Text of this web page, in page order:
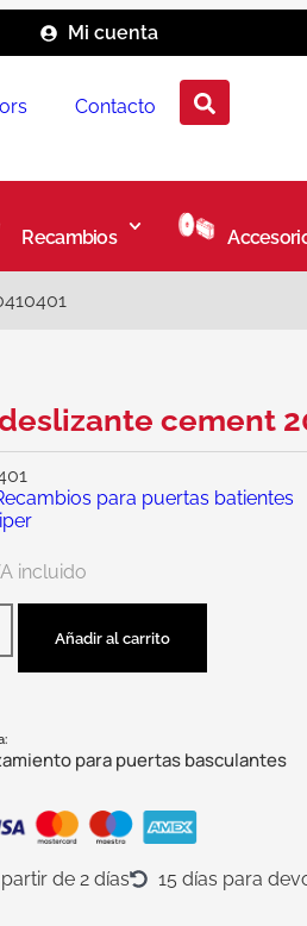
Mi cuenta
Contacto
Recambios
cement
para puertas batientes
incluido
Añadir al carrito
para puertas basculantes
de 2 días
15 días para